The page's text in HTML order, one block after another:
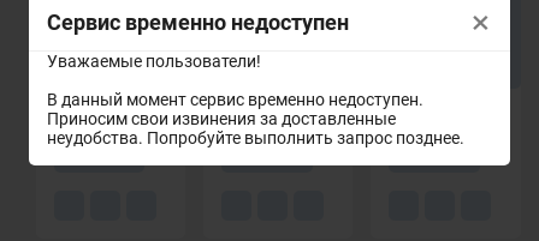
Сервис временно недоступен
Уважаемые пользователи!
В данный момент сервис временно недоступен.
Приносим свои извинения за доставленные
неудобства. Попробуйте выполнить запрос позднее.
×